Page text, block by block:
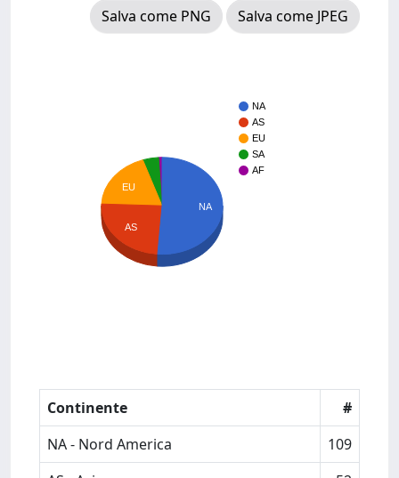
Salva come PNG
Salva come JPEG
NA
AS
EU
SA
AF
EU
AS
NA
Continente
#
NA - Nord America
109